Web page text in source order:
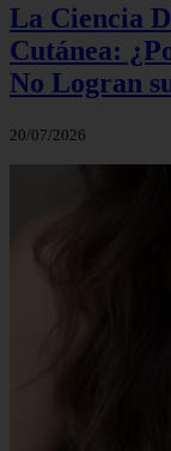
La Ciencia
Cutánea:
No Logran
20/07/2026